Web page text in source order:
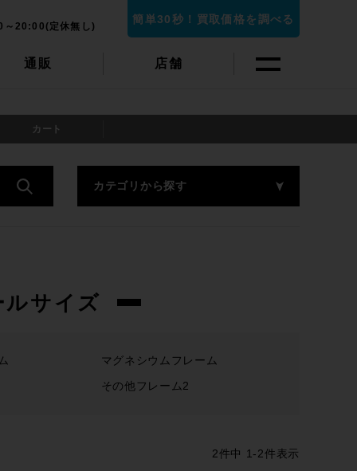
通販 店舗
～20:00(定休無し)
簡単30秒！買取価格を調べる
カート
カテゴリから探す
サイズ
マグネシウムフレーム
その他フレーム2
2件中 1 -2件表示